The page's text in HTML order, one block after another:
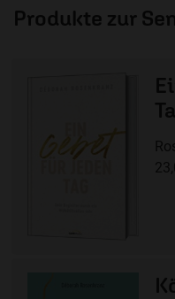
Produkte zur